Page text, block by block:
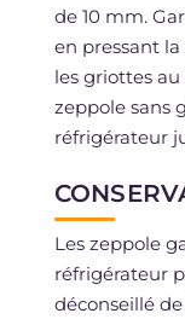
de 10 mm.
en pressant
les griottes
zeppole sans
réfrigérateur
Les zeppole
réfrigérateur
déconseillé